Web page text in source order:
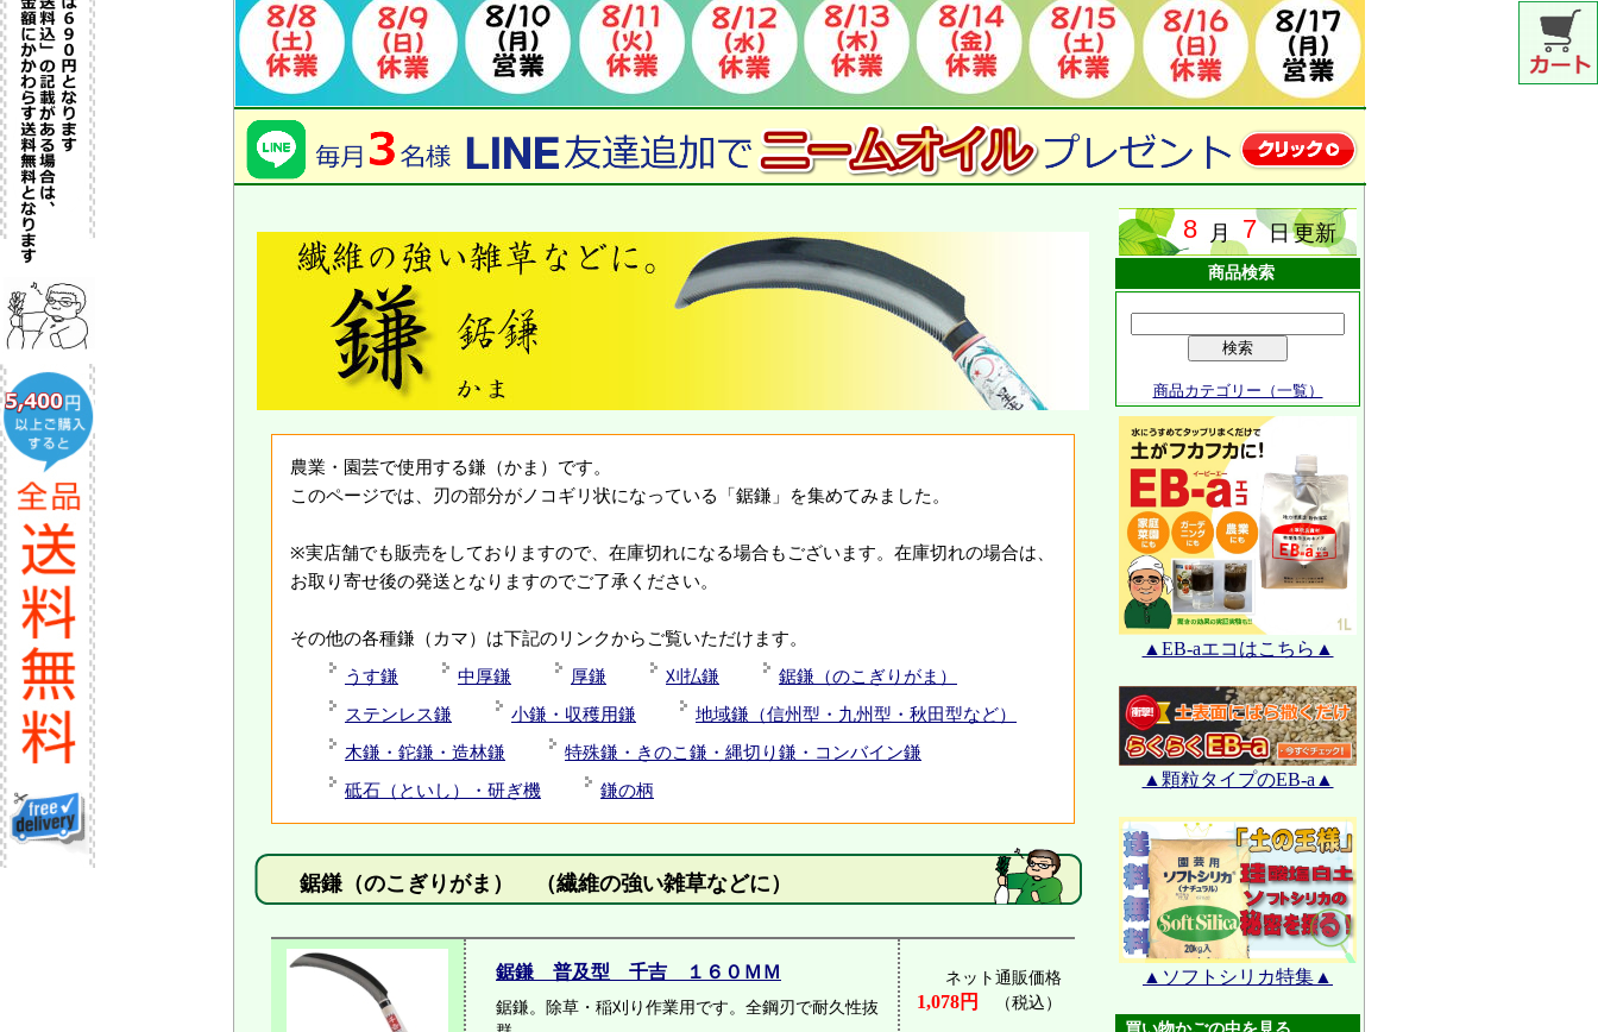
農業・園芸で使用する鎌（かま）です。
このページでは、刃の部分がノコギリ状になっている「鋸鎌」を集めてみました。
※実店舗でも販売をしておりますので、在庫切れになる場合もございます。在庫切れの場合は、
お取り寄せ後の発送となりますのでご了承ください。
その他の各種鎌（カマ）は下記のリンクからご覧いただけます。
うす鎌
中厚鎌 厚鎌 刈払鎌
鋸鎌（のこぎりがま）
ステンレス鎌
小鎌・収穫用鎌
地域鎌（信州型・九州型・秋田型など）
木鎌・鉈鎌・造林鎌
特殊鎌・きのこ鎌・縄切り鎌・コンバイン鎌
砥石（といし）・研ぎ機
鎌の柄
鋸鎌（のこぎりがま） （繊維の強い雑草などに）
鋸鎌 普及型 千吉 １６０ＭＭ
鋸鎌。除草・稲刈り作業用です。全鋼刃で耐久性抜
ネット通販価格
1,078円 （税込）
商品検索
商品カテゴリー（一覧）
▲EB-aエコはこちら▲
▲顆粒タイプのEB-a▲
▲ソフトシリカ特集▲